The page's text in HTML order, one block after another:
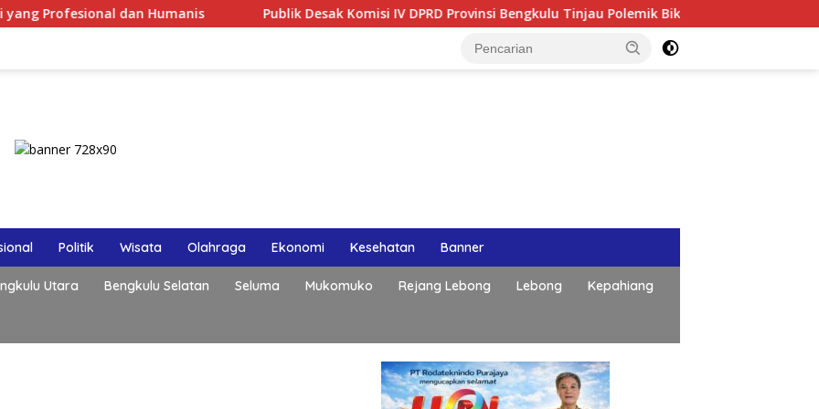
dan Humanis Publik Desak Komisi IV DPRD Provinsi Bengkulu Tinjau Polemik Bika Coffee, Soroti Dugaan
Politik Wisata Olahraga Ekonomi Kesehatan Banner
Utara Bengkulu Selatan Seluma Mukomuko Rejang Lebong Lebong Kepahiang